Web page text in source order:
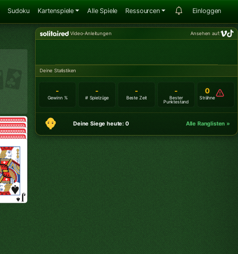
Sudoku Kartenspiele Alle Spiele Ressourcen Einloggen
Video-Anleitungen Ansehen auf:
Deine Statistiken
-
Gewinn %
-
# Spielzüge
-
Beste Zeit
-
Bester
Punktestand
0
Strähne
Deine Siege heute: 0 Alle Ranglisten »